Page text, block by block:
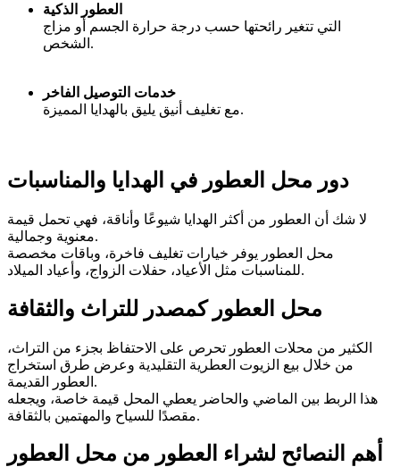
العطور الذكية
التي تتغير رائحتها حسب درجة حرارة الجسم أو مزاج
الشخص.
خدمات التوصيل الفاخر
مع تغليف أنيق يليق بالهدايا المميزة.
دور محل العطور في الهدايا والمناسبات
لا شك أن العطور من أكثر الهدايا شيوعًا وأناقة، فهي تحمل قيمة
معنوية وجمالية.
محل العطور يوفر خيارات تغليف فاخرة، وباقات مخصصة
للمناسبات مثل الأعياد، حفلات الزواج، وأعياد الميلاد.
محل العطور كمصدر للتراث والثقافة
الكثير من محلات العطور تحرص على الاحتفاظ بجزء من التراث،
من خلال بيع الزيوت العطرية التقليدية وعرض طرق استخراج
العطور القديمة.
هذا الربط بين الماضي والحاضر يعطي المحل قيمة خاصة، ويجعله
مقصدًا للسياح والمهتمين بالثقافة.
أهم النصائح لشراء العطور من محل العطور